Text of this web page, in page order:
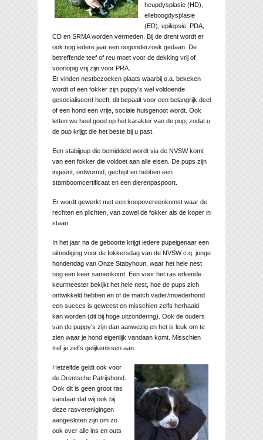
heupdysplasie (HD),
elleboogdysplasie
(ED), epilepsie, PDA,
CD en SRMA worden vermeden. Bij de drent wordt er
ook nog iedere jaar een oogonderzoek gedaan. De
betreffende teef of reu moet voor de dekking vrij of
voorlopig vrij zijn voor PRA.
Er vinden nestbezoeken plaats waarbij o.a. bekeken
wordt of een fokker zijn puppy’s wel voldoende
gesocialiseerd heeft, dit bepaalt voor een belangrijk deel
of een hond een vrije, sociale huisgenoot wordt. Ook
letten we heel goed op het karakter van de pup, zodat u
de pup krijgt die het beste bij u past.
Een stabijpup die bemiddeld wordt via de NVSW komt
van een fokker die voldoet aan alle eisen. De pups zijn
ingeënt, ontwormd, gechipt en hebben een
stamboomcertificaat en een dierenpaspoort.
Er wordt gewerkt met een koopovereenkomst waar de
rechten en plichten, van zowel de fokker als de koper in
staan.
In het jaar na de geboorte krijgt iedere pupeigenaar een
uitnodiging voor de fokkersdag van de NVSW c.q. jonge
hondendag van Onze Stabyhoun, waar het hele nest
nog een keer samenkomt. Een voor het ras erkende
keurmeester bekijkt het hele nest, hoe de pups zich
ontwikkeld hebben en of de match vader/moederhond
een succes is geweest en misschien zelfs herhaald
kan worden (dit bij hoge uitzondering). Ook de ouders
van de puppy’s zijn dan aanwezig en het is leuk om te
zien waar je hond eigenlijk vandaan komt. Misschien
tref je zelfs gelijkenissen aan.
Hetzelfde geldt ook voor
de Drentsche Patrijshond.
Ook dit is geen groot ras
vandaar dat wij ook bij
deze rasverenigingen
aangesloten zijn om zo
ook over alle ins en outs